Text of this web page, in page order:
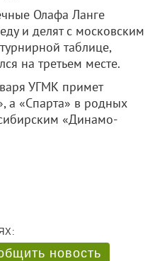
Олафа Ланге
и делят с московским
таблице,
на третьем месте.
УГМК примет
а «Спарта» в родных
«Динамо-
новость